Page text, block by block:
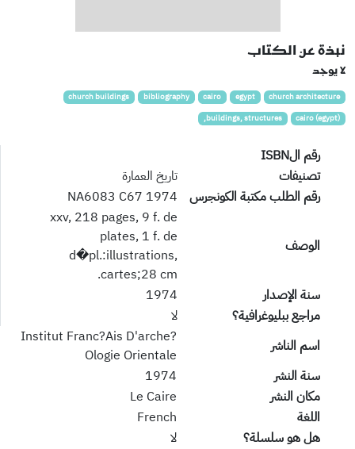
نبذة عن الكتاب
لا يوجد
church architecture
egypt
cairo
bibliography
church buildings
cairo (egypt)
buildings, structures,
رقم الISBN
تصنيفات
تاريخ العمارة
رقم الطلب مكتبة الكونجرس
NA6083 C67 1974
الوصف
xxv, 218 pages, 9 f. de
plates, 1 f. de
d�pl.:illustrations,
cartes;28 cm.
سنة الإصدار
1974
مراجع ببليوغرافية؟
لا
اسم الناشر
Institut Franc?Ais D'arche?
Ologie Orientale
سنة النشر
1974
مكان النشر
Le Caire
اللغة
French
هل هو سلسلة؟
لا